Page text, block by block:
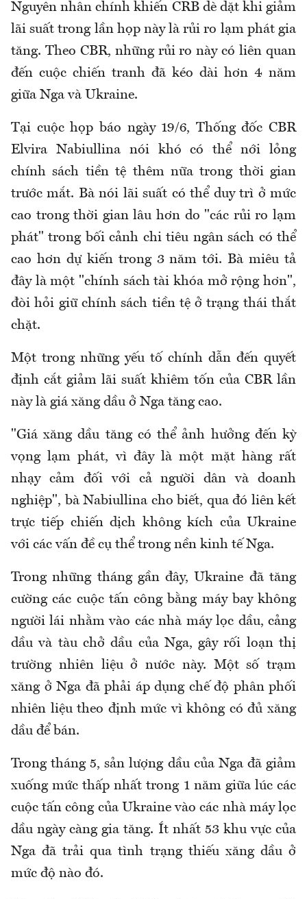
Nguyên nhân chính khiến CRB dè dặt khi giảm
lãi suất trong lần họp này là rủi ro lạm phát gia
tăng. Theo CBR, những rủi ro này có liên quan
đến cuộc chiến tranh đã kéo dài hơn 4 năm
giữa Nga và Ukraine.
Tại cuộc họp báo ngày 19/6, Thống đốc CBR
Elvira Nabiullina nói khó có thể nới lỏng
chính sách tiền tệ thêm nữa trong thời gian
trước mắt. Bà nói lãi suất có thể duy trì ở mức
cao trong thời gian lâu hơn do "các rủi ro lạm
phát" trong bối cảnh chi tiêu ngân sách có thể
cao hơn dự kiến trong 3 năm tới. Bà miêu tả
đây là một "chính sách tài khóa mở rộng hơn",
đòi hỏi giữ chính sách tiền tệ ở trạng thái thắt
chặt.
Một trong những yếu tố chính dẫn đến quyết
định cắt giảm lãi suất khiêm tốn của CBR lần
này là giá xăng dầu ở Nga tăng cao.
"Giá xăng dầu tăng có thể ảnh hưởng đến kỳ
vọng lạm phát, vì đây là một mặt hàng rất
nhạy cảm đối với cả người dân và doanh
nghiệp", bà Nabiullina cho biết, qua đó liên kết
trực tiếp chiến dịch không kích của Ukraine
với các vấn đề cụ thể trong nền kinh tế Nga.
Trong những tháng gần đây, Ukraine đã tăng
cường các cuộc tấn công bằng máy bay không
người lái nhằm vào các nhà máy lọc dầu, cảng
dầu và tàu chở dầu của Nga, gây rối loạn thị
trường nhiên liệu ở nước này. Một số trạm
xăng ở Nga đã phải áp dụng chế độ phân phối
nhiên liệu theo định mức vì không có đủ xăng
dầu để bán.
Trong tháng 5, sản lượng dầu của Nga đã giảm
xuống mức thấp nhất trong 1 năm giữa lúc các
cuộc tấn công của Ukraine vào các nhà máy lọc
dầu ngày càng gia tăng. Ít nhất 53 khu vực của
Nga đã trải qua tình trạng thiếu xăng dầu ở
mức độ nào đó.